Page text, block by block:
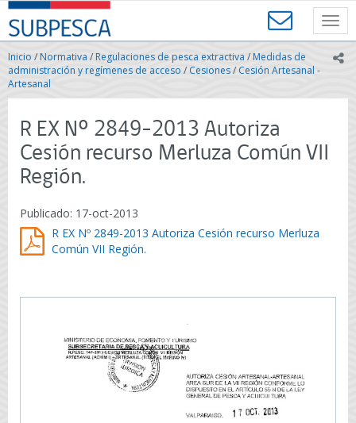
Contenido
principal
SUBPESCA
-
Subsecretaría
de
Pesca
y
Gobierno
de
Chile
Inicio /Normativa / Regulaciones de pesca extractiva / Medidas de
administración y regímenes de acceso / Cesiones/ Cesión Artesanal -
Artesanal
R EX Nº 2849-2013 Autoriza
Cesión recurso Merluza Común VII
Región.
Publicado: 17-oct-2013
R EX Nº 2849-2013 Autoriza Cesión recurso Merluza
Común VII Región.